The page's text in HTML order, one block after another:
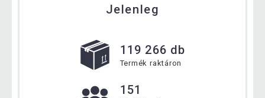
Jelenleg
119 266 db
Termék raktáron
151